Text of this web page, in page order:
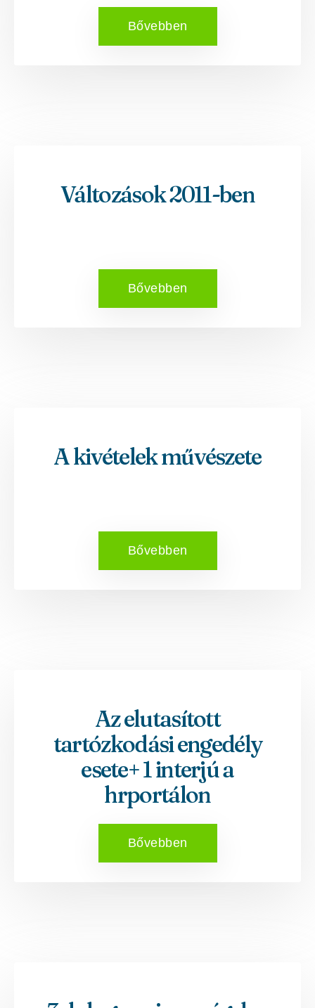
Bővebben
Változások 2011-ben
Bővebben
A kivételek művészete
Bővebben
Az elutasított
tartózkodási engedély
esete+ 1 interjú a
hrportálon
Bővebben